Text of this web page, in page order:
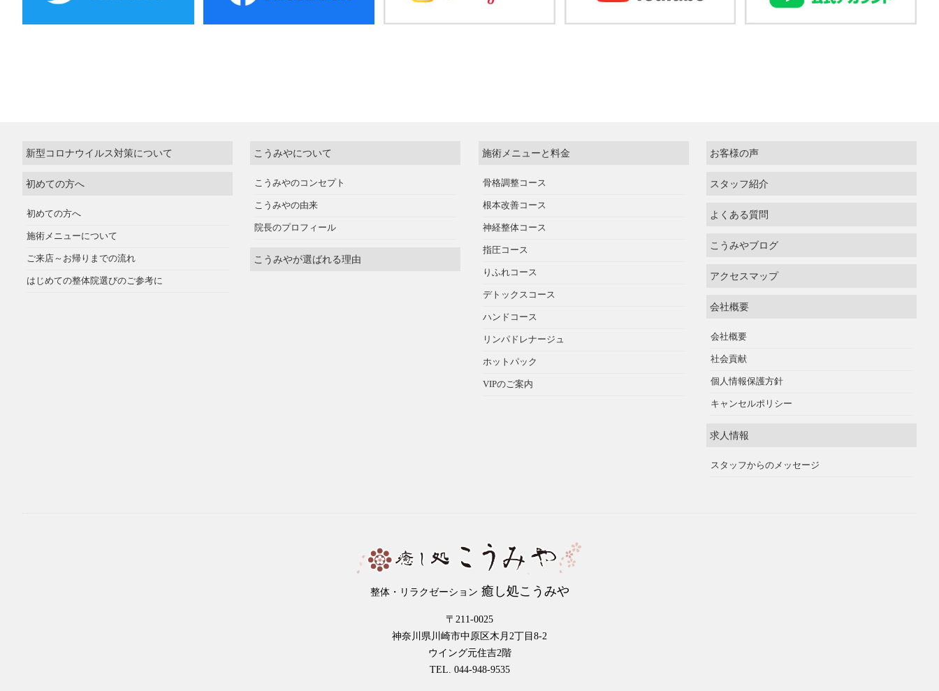
新型コロナウイルス対策について
初めての方へ
初めての方へ
施術メニューについて
ご来店～お帰りまでの流れ
はじめての整体院選びのご参考に
こうみやについて
こうみやのコンセプト
こうみやの由来
院長のプロフィール
こうみやが選ばれる理由
施術メニューと料金
骨格調整コース
根本改善コース
神経整体コース
指圧コース
りふれコース
デトックスコース
ハンドコース
リンパドレナージュ
ホットパック
VIPのご案内
お客様の声
スタッフ紹介
よくある質問
こうみやブログ
アクセスマップ
会社概要
会社概要
社会貢献
個人情報保護方針
キャンセルポリシー
求人情報
スタッフからのメッセージ
整体・リラクゼーション 癒し処こうみや
〒211-0025
神奈川県川崎市中原区木月2丁目8-2
ウイング元住吉2階
TEL. 044-948-9535